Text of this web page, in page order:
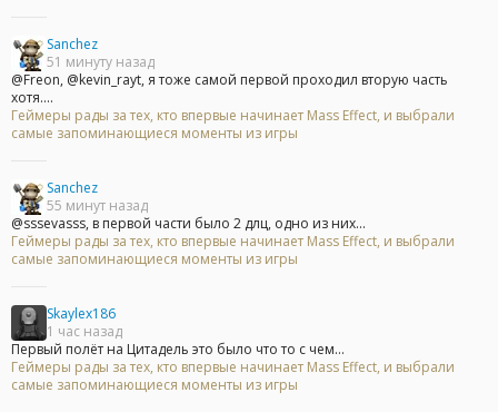
Sanchez
51 минуту назад
@Freon, @kevin_rayt, я тоже самой первой проходил вторую часть
хотя....
Геймеры рады за тех, кто впервые начинает Mass Effect, и выбрали
самые запоминающиеся моменты из игры
Sanchez
55 минут назад
@sssevasss, в первой части было 2 длц, одно из них...
Геймеры рады за тех, кто впервые начинает Mass Effect, и выбрали
самые запоминающиеся моменты из игры
Skaylex186
1 час назад
Первый полёт на Цитадель это было что то с чем...
Геймеры рады за тех, кто впервые начинает Mass Effect, и выбрали
самые запоминающиеся моменты из игры